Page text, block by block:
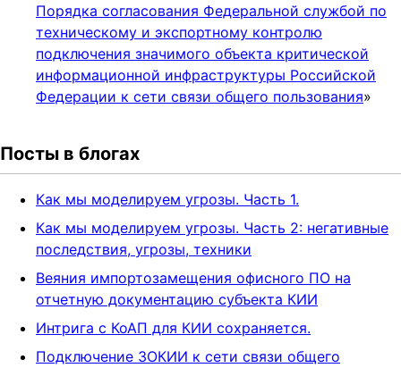
Порядка согласования Федеральной службой по
техническому и экспортному контролю
подключения значимого объекта критической
информационной инфраструктуры Российской
Федерации к сети связи общего пользования»
Посты в блогах
Как мы моделируем угрозы. Часть 1.
Как мы моделируем угрозы. Часть 2: негативные
последствия, угрозы, техники
Веяния импортозамещения офисного ПО на
отчетную документацию субъекта КИИ
Интрига с КоАП для КИИ сохраняется.
Подключение ЗОКИИ к сети связи общего